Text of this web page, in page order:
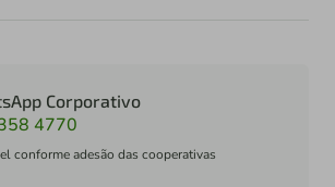
Corporativo
4770
conforme adesão das cooperativas